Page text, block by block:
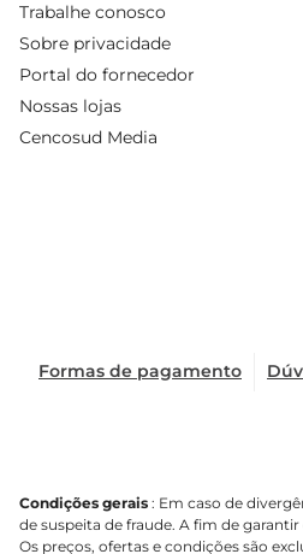
Trabalhe conosco
Sobre privacidade
Portal do fornecedor
Nossas lojas
Cencosud Media
Formas de pagamento
Condições gerais : Em caso de
de suspeita de fraude. A fim de
Os preços, ofertas e condições são